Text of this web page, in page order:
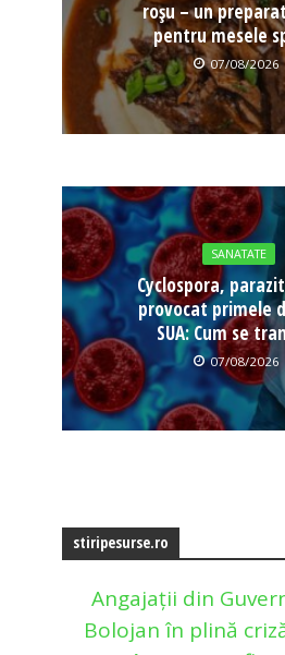
roșu – un
pentru mesele
07/08/2026
SANATATE
Cyclospora,
provocat primele
SUA: Cum se
07/08/2026
stiripesurse.ro
Angajații din
Bolojan în plină